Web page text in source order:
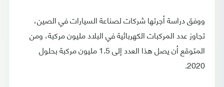
ووفق دراسة أجرتها شركات لصناعة السيارات في الصين،
تجاوز عدد المركبات الكهربائية في البلاد مليون مركبة، ومن
المتوقع أن يصل هذا العدد إلى 1.5 مليون مركبة بحلول
2020.